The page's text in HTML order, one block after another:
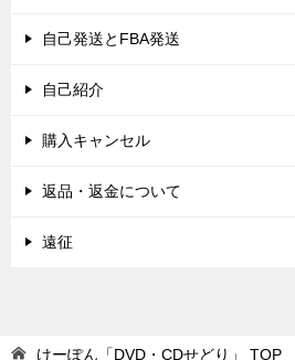
自己発送とFBA発送
自己紹介
購入キャンセル
返品・返金について
遠征
けーぽん「DVD・CDせどり」 TOP